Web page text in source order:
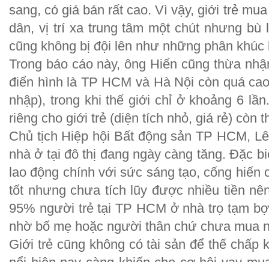
sang, có giá bán rất cao. Vì vậy, giới trẻ
dân, vị trí xa trung tâm một chút nhưng
cũng không bị đội lên như những phân khúc
Trong báo cáo này, ông Hiển cũng thừa
điển hình là TP HCM và Hà Nội còn quá
nhập), trong khi thế giới chỉ ở khoảng 6
riêng cho giới trẻ (diện tích nhỏ, giá rẻ) còn
Chủ tịch Hiệp hội Bất động sản TP HCM,
nhà ở tại đô thị đang ngày càng tăng. Đặc
lao động chính với sức sáng tạo, cống hiến
tốt nhưng chưa tích lũy được nhiều tiền
95% người trẻ tại TP HCM ở nhà trọ tạm
nhờ bố mẹ hoặc người thân chứ chưa mua
Giới trẻ cũng không có tài sản để thế chấp